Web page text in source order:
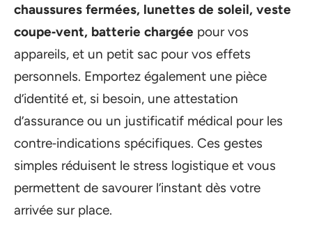
chaussures fermées, lunettes de soleil, veste
coupe‑vent, batterie chargée pour vos
appareils, et un petit sac pour vos effets
personnels. Emportez également une pièce
d’identité et, si besoin, une attestation
d’assurance ou un justificatif médical pour les
contre‑indications spécifiques. Ces gestes
simples réduisent le stress logistique et vous
permettent de savourer l’instant dès votre
arrivée sur place.